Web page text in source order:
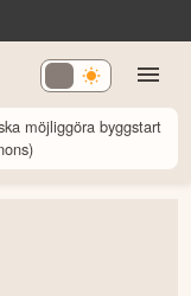
möjliggöra byggstart